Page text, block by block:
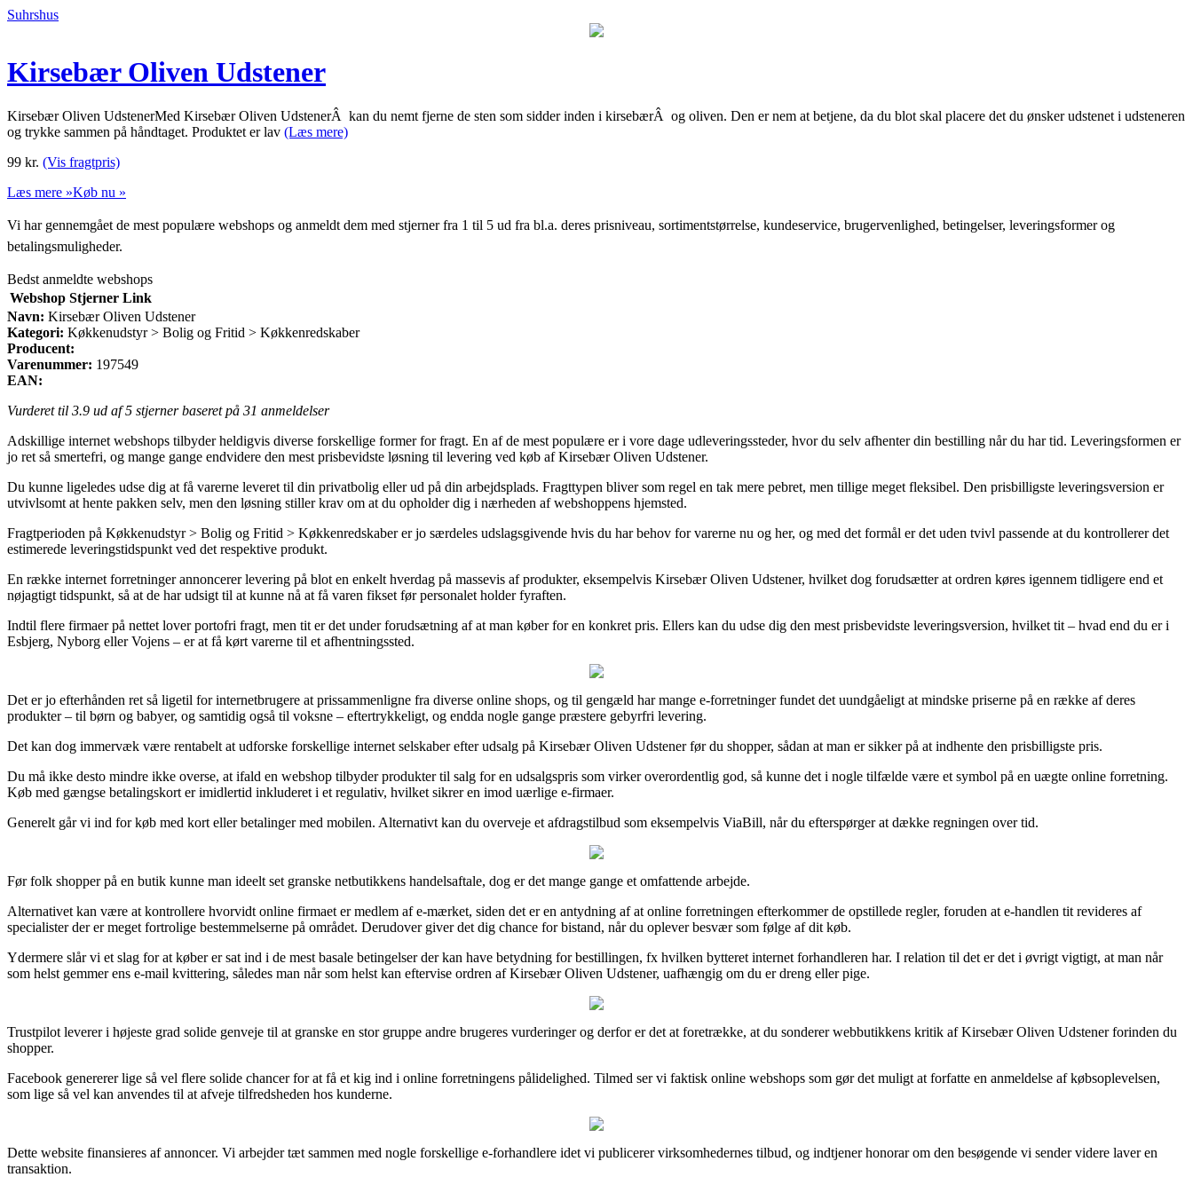
Suhrshus
Kirsebær Oliven Udstener
Kirsebær Oliven UdstenerMed Kirsebær Oliven UdstenerÂ kan du nemt fjerne de sten som sidder inden i kirsebærÂ og oliven. Den er nem at betjene, da du blot skal placere det du ønsker udstenet i udsteneren
og trykke sammen på håndtaget. Produktet er lav (Læs mere)
99 kr. (Vis fragtpris)
Læs mere »Køb nu »
Vi har gennemgået de mest populære webshops og anmeldt dem med stjerner fra 1 til 5 ud fra bl.a. deres prisniveau, sortimentstørrelse, kundeservice, brugervenlighed, betingelser, leveringsformer og
betalingsmuligheder.
Bedst anmeldte webshops
Webshop Stjerner Link
Navn: Kirsebær Oliven Udstener
Kategori: Køkkenudstyr > Bolig og Fritid > Køkkenredskaber
Producent:
Varenummer: 197549
EAN:
Vurderet til 3.9 ud af 5 stjerner baseret på 31 anmeldelser
Adskillige internet webshops tilbyder heldigvis diverse forskellige former for fragt. En af de mest populære er i vore dage udleveringssteder, hvor du selv afhenter din bestilling når du har tid. Leveringsformen er
jo ret så smertefri, og mange gange endvidere den mest prisbevidste løsning til levering ved køb af Kirsebær Oliven Udstener.
Du kunne ligeledes udse dig at få varerne leveret til din privatbolig eller ud på din arbejdsplads. Fragttypen bliver som regel en tak mere pebret, men tillige meget fleksibel. Den prisbilligste leveringsversion er
utvivlsomt at hente pakken selv, men den løsning stiller krav om at du opholder dig i nærheden af webshoppens hjemsted.
Fragtperioden på Køkkenudstyr > Bolig og Fritid > Køkkenredskaber er jo særdeles udslagsgivende hvis du har behov for varerne nu og her, og med det formål er det uden tvivl passende at du kontrollerer det
estimerede leveringstidspunkt ved det respektive produkt.
En række internet forretninger annoncerer levering på blot en enkelt hverdag på massevis af produkter, eksempelvis Kirsebær Oliven Udstener, hvilket dog forudsætter at ordren køres igennem tidligere end et
nøjagtigt tidspunkt, så at de har udsigt til at kunne nå at få varen fikset før personalet holder fyraften.
Indtil flere firmaer på nettet lover portofri fragt, men tit er det under forudsætning af at man køber for en konkret pris. Ellers kan du udse dig den mest prisbevidste leveringsversion, hvilket tit – hvad end du er i
Esbjerg, Nyborg eller Vojens – er at få kørt varerne til et afhentningssted.
Det er jo efterhånden ret så ligetil for internetbrugere at prissammenligne fra diverse online shops, og til gengæld har mange e-forretninger fundet det uundgåeligt at mindske priserne på en række af deres
produkter – til børn og babyer, og samtidig også til voksne – eftertrykkeligt, og endda nogle gange præstere gebyrfri levering.
Det kan dog immervæk være rentabelt at udforske forskellige internet selskaber efter udsalg på Kirsebær Oliven Udstener før du shopper, sådan at man er sikker på at indhente den prisbilligste pris.
Du må ikke desto mindre ikke overse, at ifald en webshop tilbyder produkter til salg for en udsalgspris som virker overordentlig god, så kunne det i nogle tilfælde være et symbol på en uægte online forretning.
Køb med gængse betalingskort er imidlertid inkluderet i et regulativ, hvilket sikrer en imod uærlige e-firmaer.
Generelt går vi ind for køb med kort eller betalinger med mobilen. Alternativt kan du overveje et afdragstilbud som eksempelvis ViaBill, når du efterspørger at dække regningen over tid.
Før folk shopper på en butik kunne man ideelt set granske netbutikkens handelsaftale, dog er det mange gange et omfattende arbejde.
Alternativet kan være at kontrollere hvorvidt online firmaet er medlem af e-mærket, siden det er en antydning af at online forretningen efterkommer de opstillede regler, foruden at e-handlen tit revideres af
specialister der er meget fortrolige bestemmelserne på området. Derudover giver det dig chance for bistand, når du oplever besvær som følge af dit køb.
Ydermere slår vi et slag for at køber er sat ind i de mest basale betingelser der kan have betydning for bestillingen, fx hvilken bytteret internet forhandleren har. I relation til det er det i øvrigt vigtigt, at man når
som helst gemmer ens e-mail kvittering, således man når som helst kan eftervise ordren af Kirsebær Oliven Udstener, uafhængig om du er dreng eller pige.
Trustpilot leverer i højeste grad solide genveje til at granske en stor gruppe andre brugeres vurderinger og derfor er det at foretrække, at du sonderer webbutikkens kritik af Kirsebær Oliven Udstener forinden du
shopper.
Facebook genererer lige så vel flere solide chancer for at få et kig ind i online forretningens pålidelighed. Tilmed ser vi faktisk online webshops som gør det muligt at forfatte en anmeldelse af købsoplevelsen,
som lige så vel kan anvendes til at afveje tilfredsheden hos kunderne.
Dette website finansieres af annoncer. Vi arbejder tæt sammen med nogle forskellige e-forhandlere idet vi publicerer virksomhedernes tilbud, og indtjener honorar om den besøgende vi sender videre laver en
transaktion.